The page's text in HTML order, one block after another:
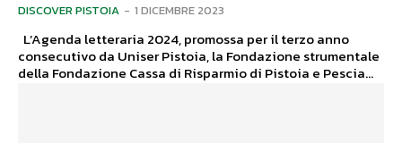
DISCOVER PISTOIA - 1 DICEMBRE 2023
consecutivo da Uniser Pistoia, la Fondazione strumentale
della Fondazione Cassa di Risparmio di Pistoia e Pescia...